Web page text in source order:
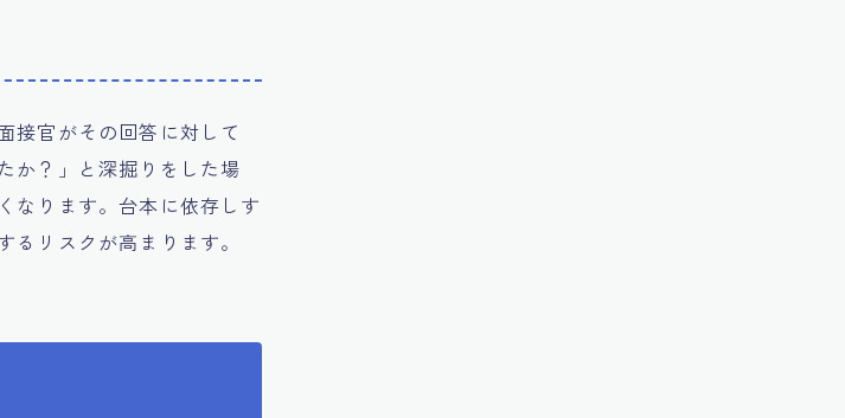
接官がその回答に対して
か？」と深掘りをした場
なります。台本に依存しす
リスクが高まります。